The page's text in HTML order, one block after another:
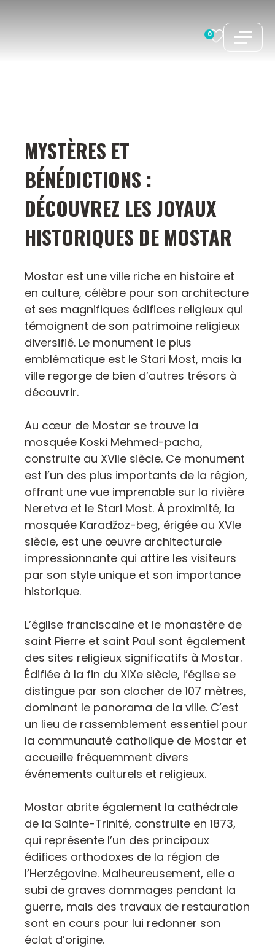
0
MYSTÈRES ET
BÉNÉDICTIONS :
DÉCOUVREZ LES JOYAUX
HISTORIQUES DE MOSTAR
Mostar est une ville riche en histoire et
en culture, célèbre pour son architecture
et ses magnifiques édifices religieux qui
témoignent de son patrimoine religieux
diversifié. Le monument le plus
emblématique est le Stari Most, mais la
ville regorge de bien d’autres trésors à
découvrir.
Au cœur de Mostar se trouve la
mosquée Koski Mehmed-pacha,
construite au XVIIe siècle. Ce monument
est l’un des plus importants de la région,
offrant une vue imprenable sur la rivière
Neretva et le Stari Most. À proximité, la
mosquée Karadžoz-beg, érigée au XVIe
siècle, est une œuvre architecturale
impressionnante qui attire les visiteurs
par son style unique et son importance
historique.
L’église franciscaine et le monastère de
saint Pierre et saint Paul sont également
des sites religieux significatifs à Mostar.
Édifiée à la fin du XIXe siècle, l’église se
distingue par son clocher de 107 mètres,
dominant le panorama de la ville. C’est
un lieu de rassemblement essentiel pour
la communauté catholique de Mostar et
accueille fréquemment divers
événements culturels et religieux.
Mostar abrite également la cathédrale
de la Sainte-Trinité, construite en 1873,
qui représente l’un des principaux
édifices orthodoxes de la région de
l’Herzégovine. Malheureusement, elle a
subi de graves dommages pendant la
guerre, mais des travaux de restauration
sont en cours pour lui redonner son
éclat d’origine.